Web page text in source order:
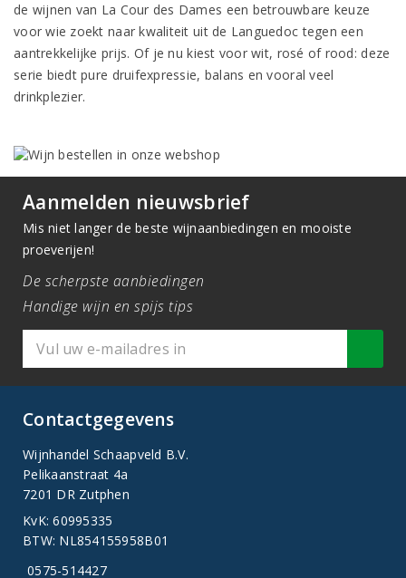
de wijnen van La Cour des Dames een betrouwbare keuze
voor wie zoekt naar kwaliteit uit de Languedoc tegen een
aantrekkelijke prijs. Of je nu kiest voor wit, rosé of rood: deze
serie biedt pure druifexpressie, balans en vooral veel
drinkplezier.
Aanmelden nieuwsbrief
Mis niet langer de beste wijnaanbiedingen en mooiste
proeverijen!
De scherpste aanbiedingen
Handige wijn en spijs tips
Contactgegevens
Wijnhandel Schaapveld B.V.
Pelikaanstraat 4a
7201 DR Zutphen
KvK: 60995335
BTW: NL854155958B01
0575-514427